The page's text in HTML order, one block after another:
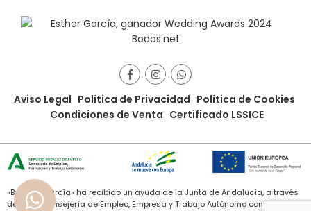
Aviso Legal Política de Privacidad Política de Cookies
Condiciones de Venta Certificado LSSICE
«ByEstherGarcía» ha recibido un ayuda de la Junta de Andalucía, a través
de de la Consejería de Empleo, Empresa y Trabajo Autónomo con cargo al